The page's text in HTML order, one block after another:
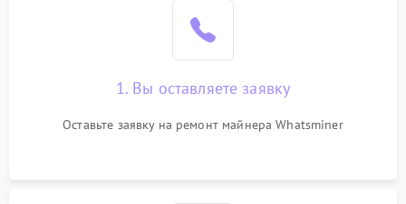
1. Вы оставляете заявку
Оставьте заявку на ремонт майнера Whatsminer